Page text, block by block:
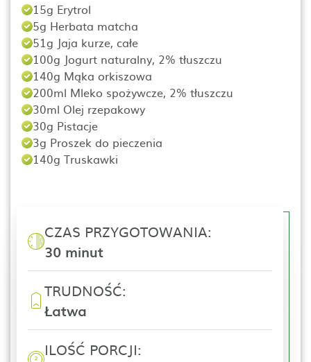
15g Erytrol
5g Herbata matcha
51g Jaja kurze, całe
100g Jogurt naturalny, 2% tłuszczu
140g Mąka orkiszowa
200ml Mleko spożywcze, 2% tłuszczu
30ml Olej rzepakowy
30g Pistacje
3g Proszek do pieczenia
140g Truskawki
CZAS PRZYGOTOWANIA:
30 minut
TRUDNOŚĆ:
Łatwa
ILOŚĆ PORCJI: